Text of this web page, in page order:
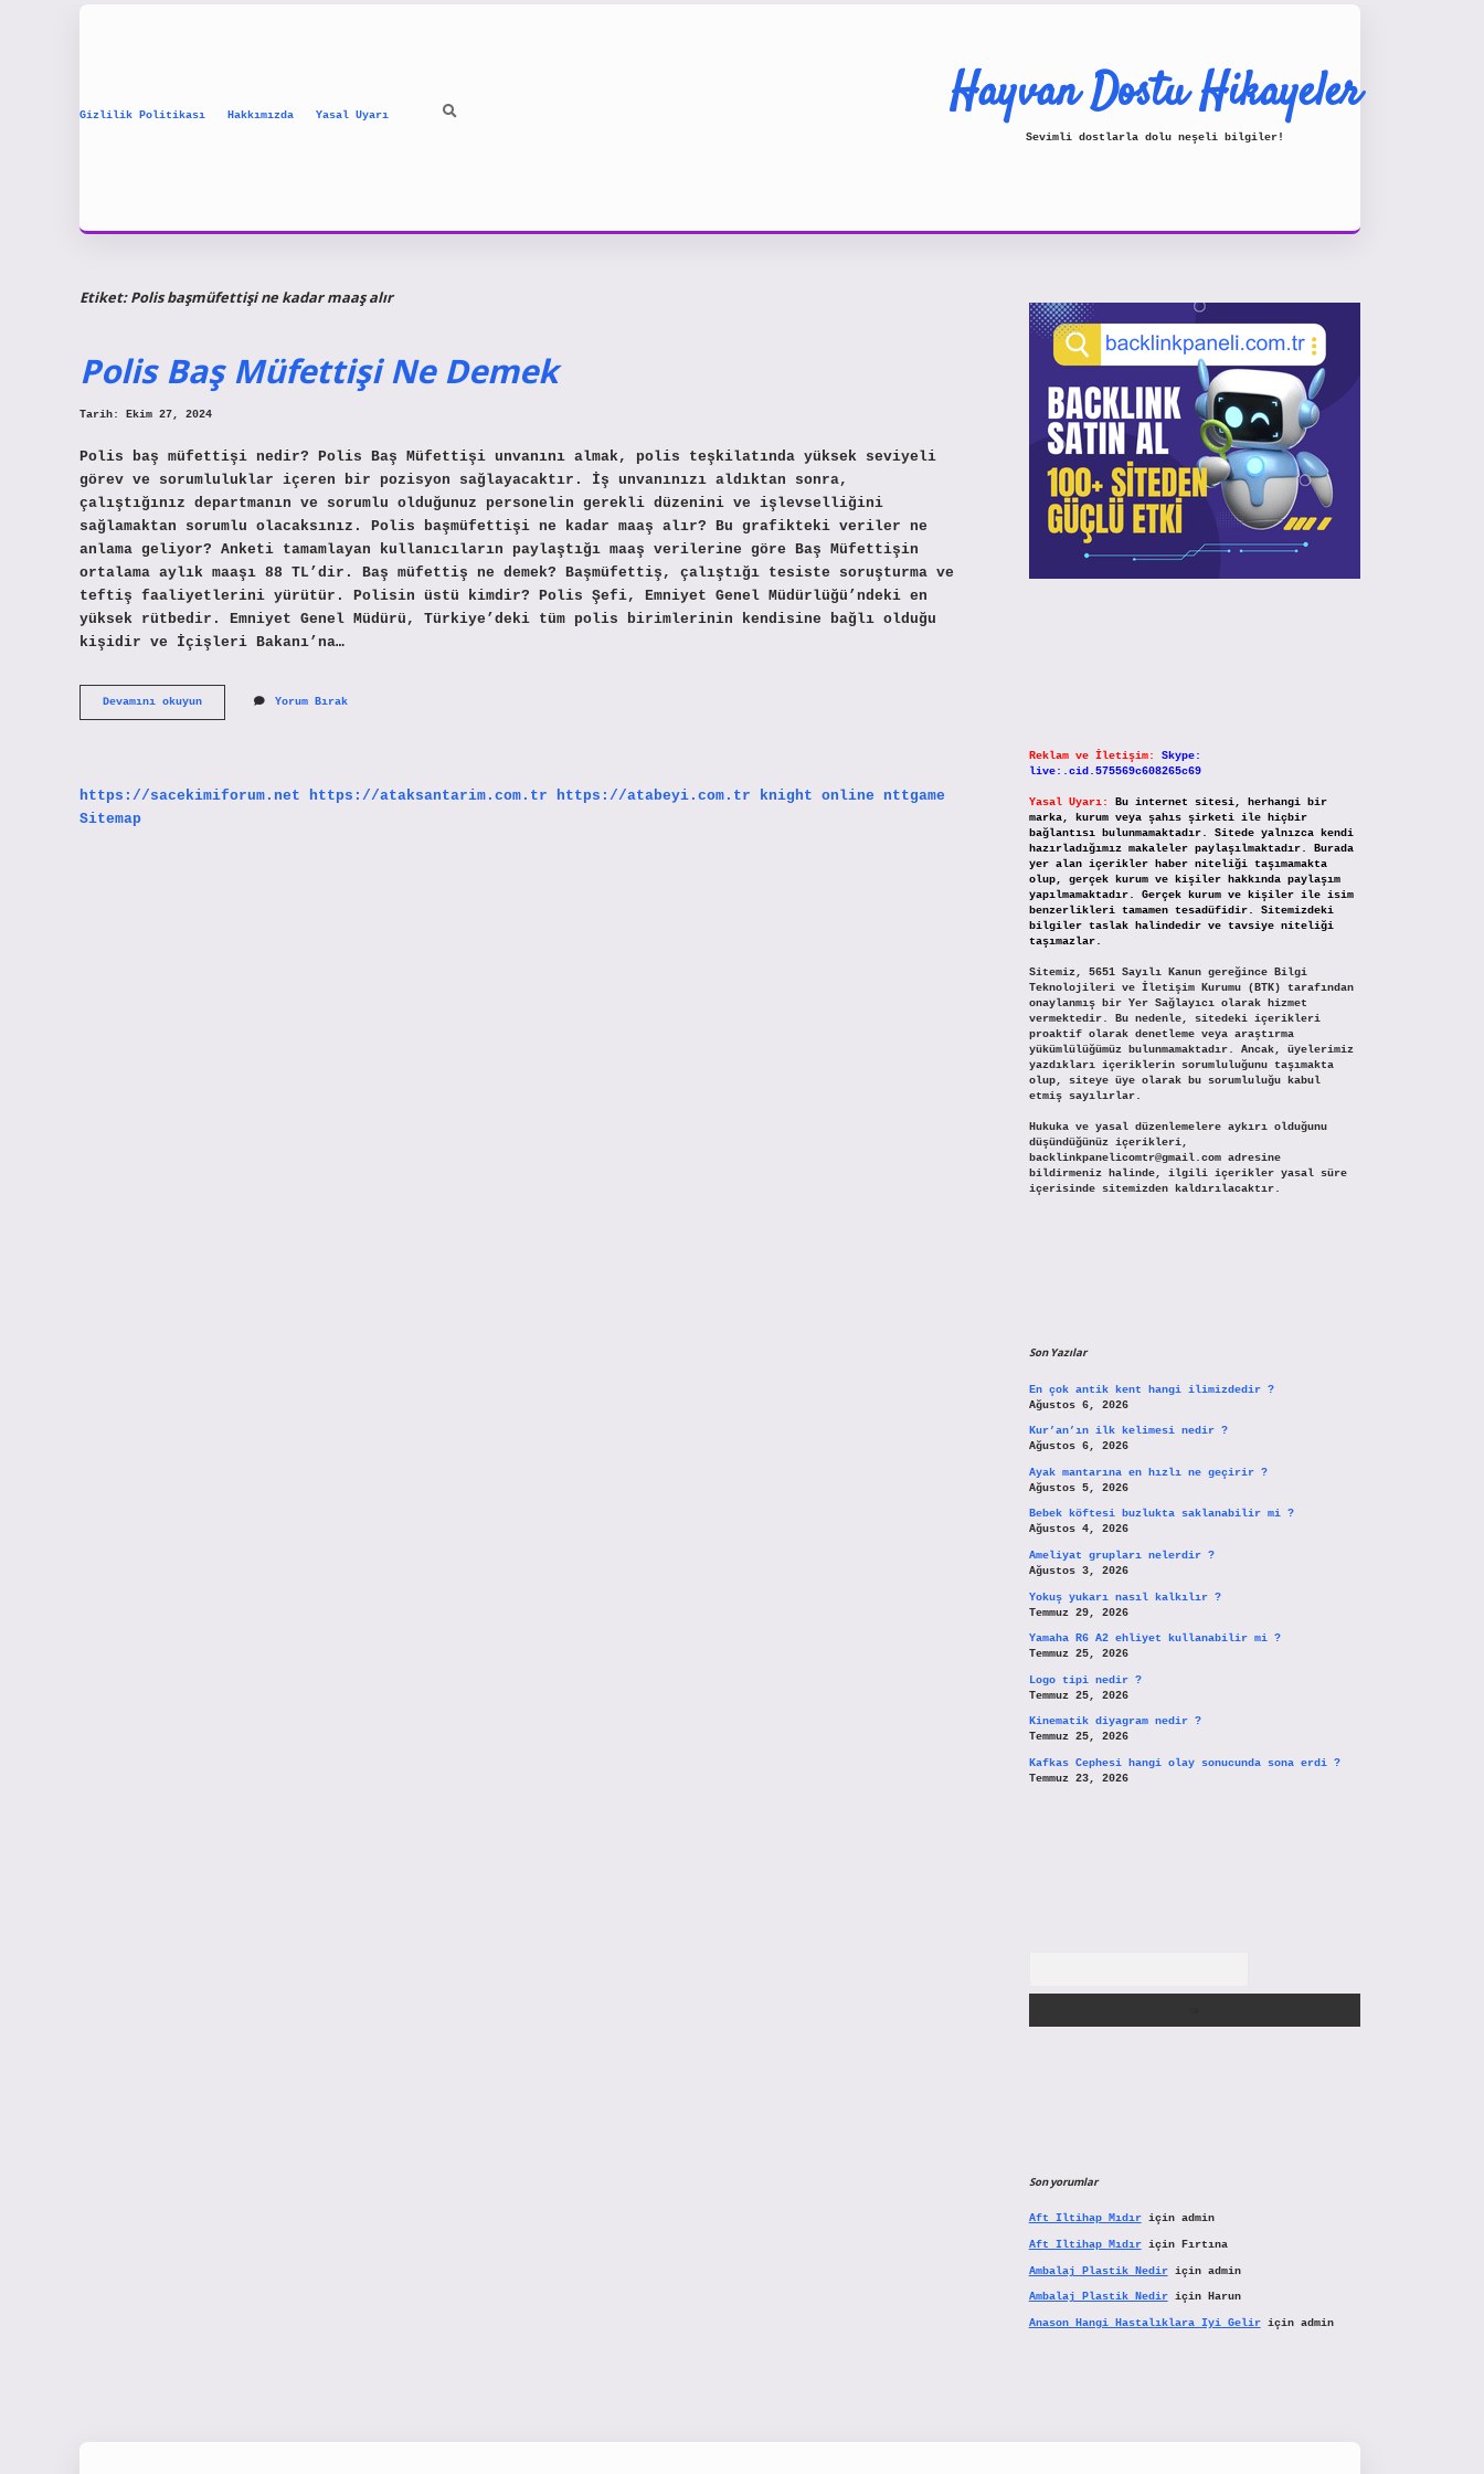
Gizlilik Politikası Hakkımızda Yasal Uyarı Hayvan Dostu Hikayeler
Sevimli dostlarla dolu neşeli bilgiler!
Etiket:Polis başmüfettişi ne kadar maaş alır
Polis Baş Müfettişi Ne Demek
Tarih: Ekim 27, 2024
Polis baş müfettişi nedir? Polis Baş Müfettişi unvanını almak, polis teşkilatında yüksek seviyeli
görev ve sorumluluklar içeren bir pozisyon sağlayacaktır. İş unvanınızı aldıktan sonra,
çalıştığınız departmanın ve sorumlu olduğunuz personelin gerekli düzenini ve işlevselliğini
sağlamaktan sorumlu olacaksınız. Polis başmüfettişi ne kadar maaş alır? Bu grafikteki veriler ne
anlama geliyor? Anketi tamamlayan kullanıcıların paylaştığı maaş verilerine göre Baş Müfettişin
ortalama aylık maaşı 88 TL’dir. Baş müfettiş ne demek? Başmüfettiş, çalıştığı tesiste soruşturma ve
teftiş faaliyetlerini yürütür. Polisin üstü kimdir? Polis Şefi, Emniyet Genel Müdürlüğü’ndeki en
yüksek rütbedir. Emniyet Genel Müdürü, Türkiye’deki tüm polis birimlerinin kendisine bağlı olduğu
kişidir ve İçişleri Bakanı’na…
Devamını okuyunPolis
Baş
Yorum Bırak
https://sacekimiforum.net https://ataksantarim.com.tr https://atabeyi.com.tr knight online nttgame
Sitemap
Reklam ve İletişim:
Skype:
live:.cid.575569c608265c69
Yasal Uyarı:
Bu internet sitesi, herhangi bir
marka, kurum veya şahıs şirketi ile hiçbir
bağlantısı bulunmamaktadır. Sitede yalnızca kendi
hazırladığımız makaleler paylaşılmaktadır. Burada
yer alan içerikler haber niteliği taşımamakta
olup, gerçek kurum ve kişiler hakkında paylaşım
yapılmamaktadır. Gerçek kurum ve kişiler ile isim
benzerlikleri tamamen tesadüfidir. Sitemizdeki
bilgiler taslak halindedir ve tavsiye niteliği
taşımazlar.
Sitemiz, 5651 Sayılı Kanun gereğince Bilgi
Teknolojileri ve İletişim Kurumu (BTK) tarafından
onaylanmış bir Yer Sağlayıcı olarak hizmet
vermektedir. Bu nedenle, sitedeki içerikleri
proaktif olarak denetleme veya araştırma
yükümlülüğümüz bulunmamaktadır. Ancak, üyelerimiz
yazdıkları içeriklerin sorumluluğunu taşımakta
olup, siteye üye olarak bu sorumluluğu kabul
etmiş sayılırlar.
Hukuka ve yasal düzenlemelere aykırı olduğunu
düşündüğünüz içerikleri,
backlinkpanelicomtr@gmail.comadresine
bildirmeniz halinde, ilgili içerikler yasal süre
içerisinde sitemizden kaldırılacaktır.
Son Yazılar
En çok antik kent hangi ilimizdedir ?
Ağustos 6, 2026
Kur’an’ın ilk kelimesi nedir ?
Ağustos 6, 2026
Ayak mantarına en hızlı ne geçirir ?
Ağustos 5, 2026
Bebek köftesi buzlukta saklanabilir mi ?
Ağustos 4, 2026
Ameliyat grupları nelerdir ?
Ağustos 3, 2026
Yokuş yukarı nasıl kalkılır ?
Temmuz 29, 2026
Yamaha R6 A2 ehliyet kullanabilir mi ?
Temmuz 25, 2026
Logo tipi nedir ?
Temmuz 25, 2026
Kinematik diyagram nedir ?
Temmuz 25, 2026
Kafkas Cephesi hangi olay sonucunda sona erdi ?
Temmuz 23, 2026
Son yorumlar
Aft Iltihap Mıdıriçin admin
Aft Iltihap Mıdıriçin Fırtına
Ambalaj Plastik Nediriçin admin
Ambalaj Plastik Nediriçin Harun
Anason Hangi Hastalıklara Iyi Geliriçin admin